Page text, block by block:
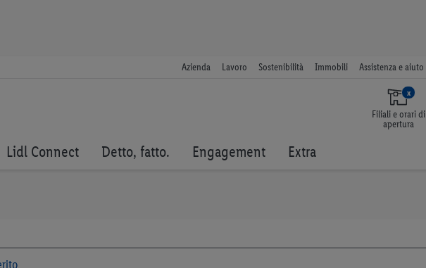
Azienda Lavoro Sostenibilità Immobili Assistenza e aiuto
x
Filiali e orari di
apertura
Lidl Connect Detto, fatto. Engagement Extra